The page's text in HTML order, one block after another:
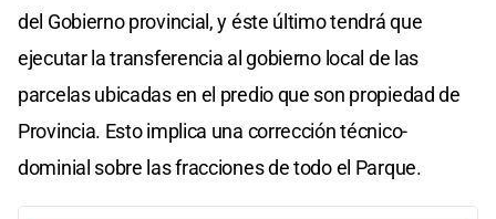
del Gobierno provincial, y éste último tendrá que
ejecutar la transferencia al gobierno local de las
parcelas ubicadas en el predio que son propiedad de
Provincia. Esto implica una corrección técnico-
dominial sobre las fracciones de todo el Parque.